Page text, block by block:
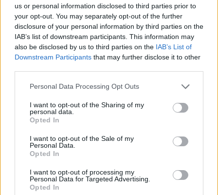
us or personal information disclosed to third parties prior to
your opt-out. You may separately opt-out of the further
disclosure of your personal information by third parties on the
IAB’s list of downstream participants. This information may
also be disclosed by us to third parties on the IAB’s List of
Downstream Participants that may further disclose it to other
Personal Data Processing Opt Outs
I want to opt-out of the Sharing of my
personal data.
Opted In
I want to opt-out of the Sale of my
Personal Data.
Opted In
I want to opt-out of processing my
Personal Data for Targeted Advertising.
Opted In
Ο Τζον είχε μεταφέρει το γραφείο του και μια καρέκλα ώστε να
μπορεί να κάθεται έξω από το δωμάτιο όπου ήταν
απομονωμένη η Μάρσι, η οποία έκανε θεραπεία με ραδιενεργό
ιώδιο. Κατά τη θεραπεία αυτή συστήνεται να μην υπάρχει
περισσότερο από 1 ώρα την ημέρα για 5 ημέρες.
«Την πρώτη μέρα ο μπαμπάς μου καθόταν έξω στην αυλή
μιλούσε μαζί της από το παράθυρο. Τις τελευταίες δύο μέρες
συντροφιά» είπε η 17χρονη.
Την εικόνα ανέβασε στο Twitter με το κείμενο: «Η μητέρα μου
ακτινοβολίας που κάνει για τον καρκίνο, έτσι ο μπαμπάς μου
έστησε το γραφείο του στην πόρτα της για να της κρατάει